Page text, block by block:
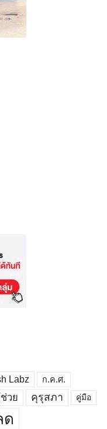
Labz ก.ค.ศ.
วย คุรุสภา คู่มือ
ด